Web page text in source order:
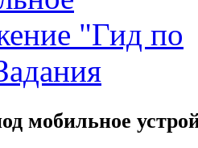
мобильное